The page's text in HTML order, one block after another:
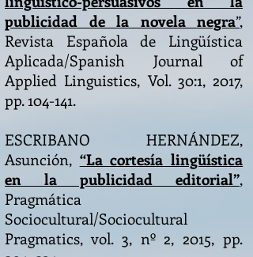
publicidad de la novela negra”,
Revista Española de Lingüística
Aplicada/Spanish Journal of
Applied Linguistics, Vol. 30:1, 2017,
pp. 104-141.
ESCRIBANO HERNÁNDEZ,
Asunción, “La cortesía lingüística
en la publicidad editorial”,
Pragmática
Sociocultural/Sociocultural
Pragmatics, vol. 3, nº 2, 2015, pp.